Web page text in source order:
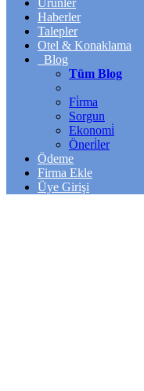
Haberler
Talepler
Otel & Konaklama
Blog
Tüm Blog
Fi̇rma
Sorgun
Ekonomi̇
Öneri̇ler
Ödeme
Firma Ekle
Üye Girişi